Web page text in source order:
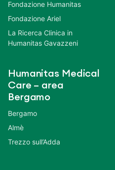
Fondazione Humanitas
Fondazione Ariel
La Ricerca Clinica in
Humanitas Gavazzeni
Humanitas Medical
Care – area
Bergamo
Bergamo
Almè
Trezzo sull’Adda